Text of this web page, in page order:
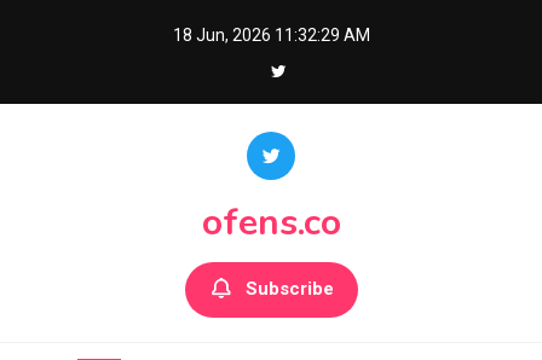
18 Jun, 2026 11:32:30 AM
ofens.co
Subscribe